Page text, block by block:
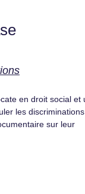
en droit social et
les discriminations
sur leur